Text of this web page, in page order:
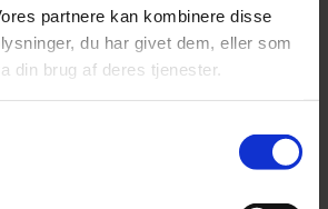
partnere kan kombinere disse
du har givet dem, eller som
din brug af deres tjenester.
af lån
pengene bliver udbetalt